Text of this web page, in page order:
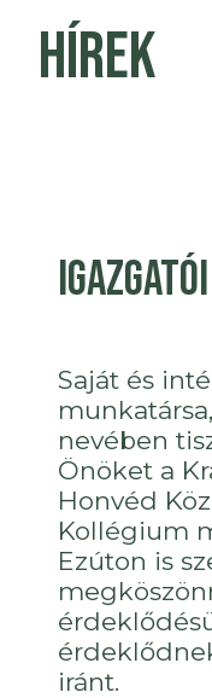
Hírek
Saját és
nevében
Önöket a
Honvéd
Kollégium
Ezúton is
iránt.